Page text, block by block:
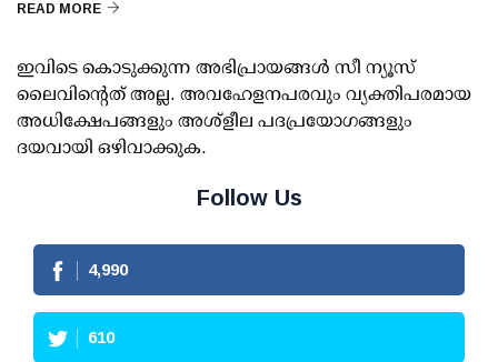
READ MORE
ഇവിടെ കൊടുക്കുന്ന അഭിപ്രായങ്ങള്‍ സീ ന്യൂസ്
ലൈവിന്റെത് അല്ല. അവഹേളനപരവും വ്യക്തിപരമായ
അധിക്ഷേപങ്ങളും അശ്‌ളീല പദപ്രയോഗങ്ങളും
ദയവായി ഒഴിവാക്കുക.
Follow Us
4,990
610